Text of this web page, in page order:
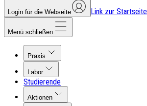
Login für die Webseite Link zur Startseite
Menü schließen
Praxis
Labor
Studierende
Aktionen